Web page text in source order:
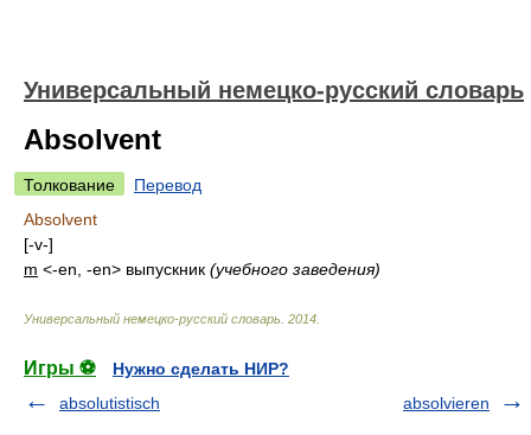
Универсальный немецко-русский словарь
Absolvent
Толкование
Перевод
Absolvent
[-v-]
m <-en, -en> выпускник (учебного заведения)
Универсальный немецко-русский словарь 2014
Игры ⚽
Нужно сделать НИР?
absolutistisch
absolvieren